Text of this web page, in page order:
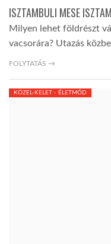
ISZTAMBULI MESE
Milyen lehet földrészt
vacsorára? Utazás
FOLYTATÁS →
KÖZEL-KELET - ÉLETMÓD